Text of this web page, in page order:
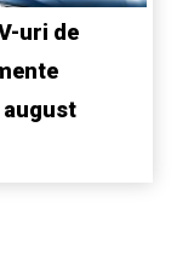
uri de
august